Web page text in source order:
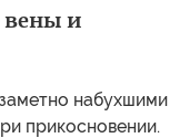
вены и
набухшими
прикосновении.